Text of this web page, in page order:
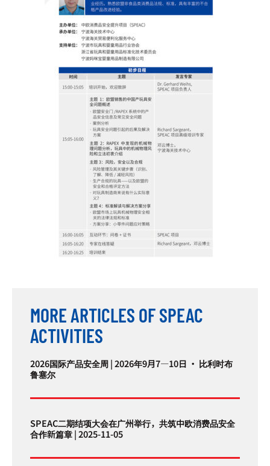
MORE ARTICLES OF SPEAC
ACTIVITIES
2026国际产品安全周 | 2026年9月7—10日 · 比利时布
鲁塞尔
SPEAC二期结项大会在广州举行，共筑中欧消费品安全
合作新篇章 | 2025-11-05